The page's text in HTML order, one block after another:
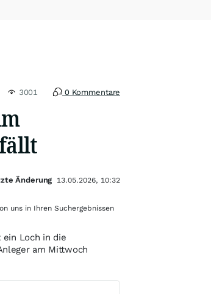
3001 0 Kommentare
ein Loch in die
am Mittwoch
Änderung 13.05.2026, 10:32
uns in Ihren Suchergebnissen